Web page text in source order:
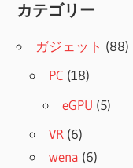
カテゴリー
ガジェット (88)
PC (18)
eGPU (5)
VR (6)
wena (6)